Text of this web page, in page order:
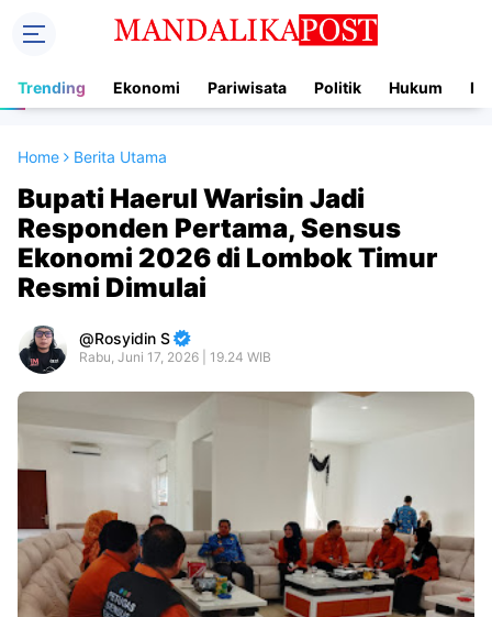
Trending Ekonomi Pariwisata Politik Hukum
Home Berita Utama
Bupati Haerul Warisin Jadi
Responden Pertama, Sensus
Ekonomi 2026 di Lombok Timur
Resmi Dimulai
Rosyidin S
Rabu, Juni 17, 2026 | 19.24 WIB